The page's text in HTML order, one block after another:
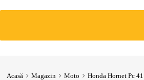
Acasă Magazin Moto Honda Hornet Pc 41